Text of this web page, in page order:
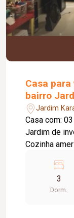
hidromassagem
fotovoltaica.
cimento.
Casa
bairro
Jardim
Casa com: 03 suítes; Suíte master com closed;
Jardim de inverno; Sala ampla
Cozinha americana
Dispensa; Sistema de som na área gourmet;
3
Dorm.